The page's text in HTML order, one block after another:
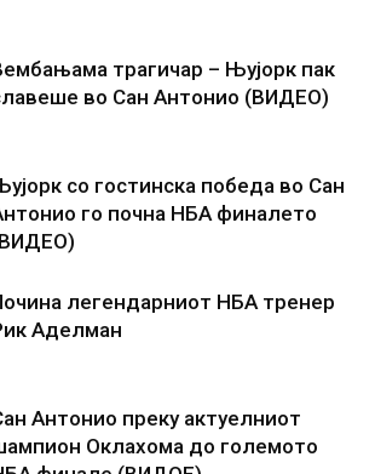
трагичар – Њујорк пак
во Сан Антонио (ВИДЕО)
со гостинска победа во Сан
го почна НБА финалето
легендарниот НБА тренер
Аделман
Антонио преку актуелниот
Оклахома до големото